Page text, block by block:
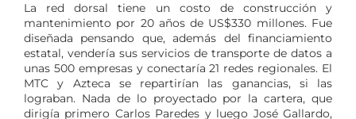
La red dorsal tiene un costo de construcción y
mantenimiento por 20 años de US$330 millones. Fue
diseñada pensando que, además del financiamiento
estatal, vendería sus servicios de transporte de datos a
unas 500 empresas y conectaría 21 redes regionales. El
MTC y Azteca se repartirían las ganancias, si las
lograban. Nada de lo proyectado por la cartera, que
dirigía primero Carlos Paredes y luego José Gallardo,